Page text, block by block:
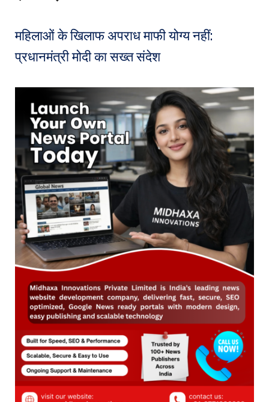
महिलाओं के खिलाफ अपराध माफी योग्य नहीं:
प्रधानमंत्री मोदी का सख्त संदेश